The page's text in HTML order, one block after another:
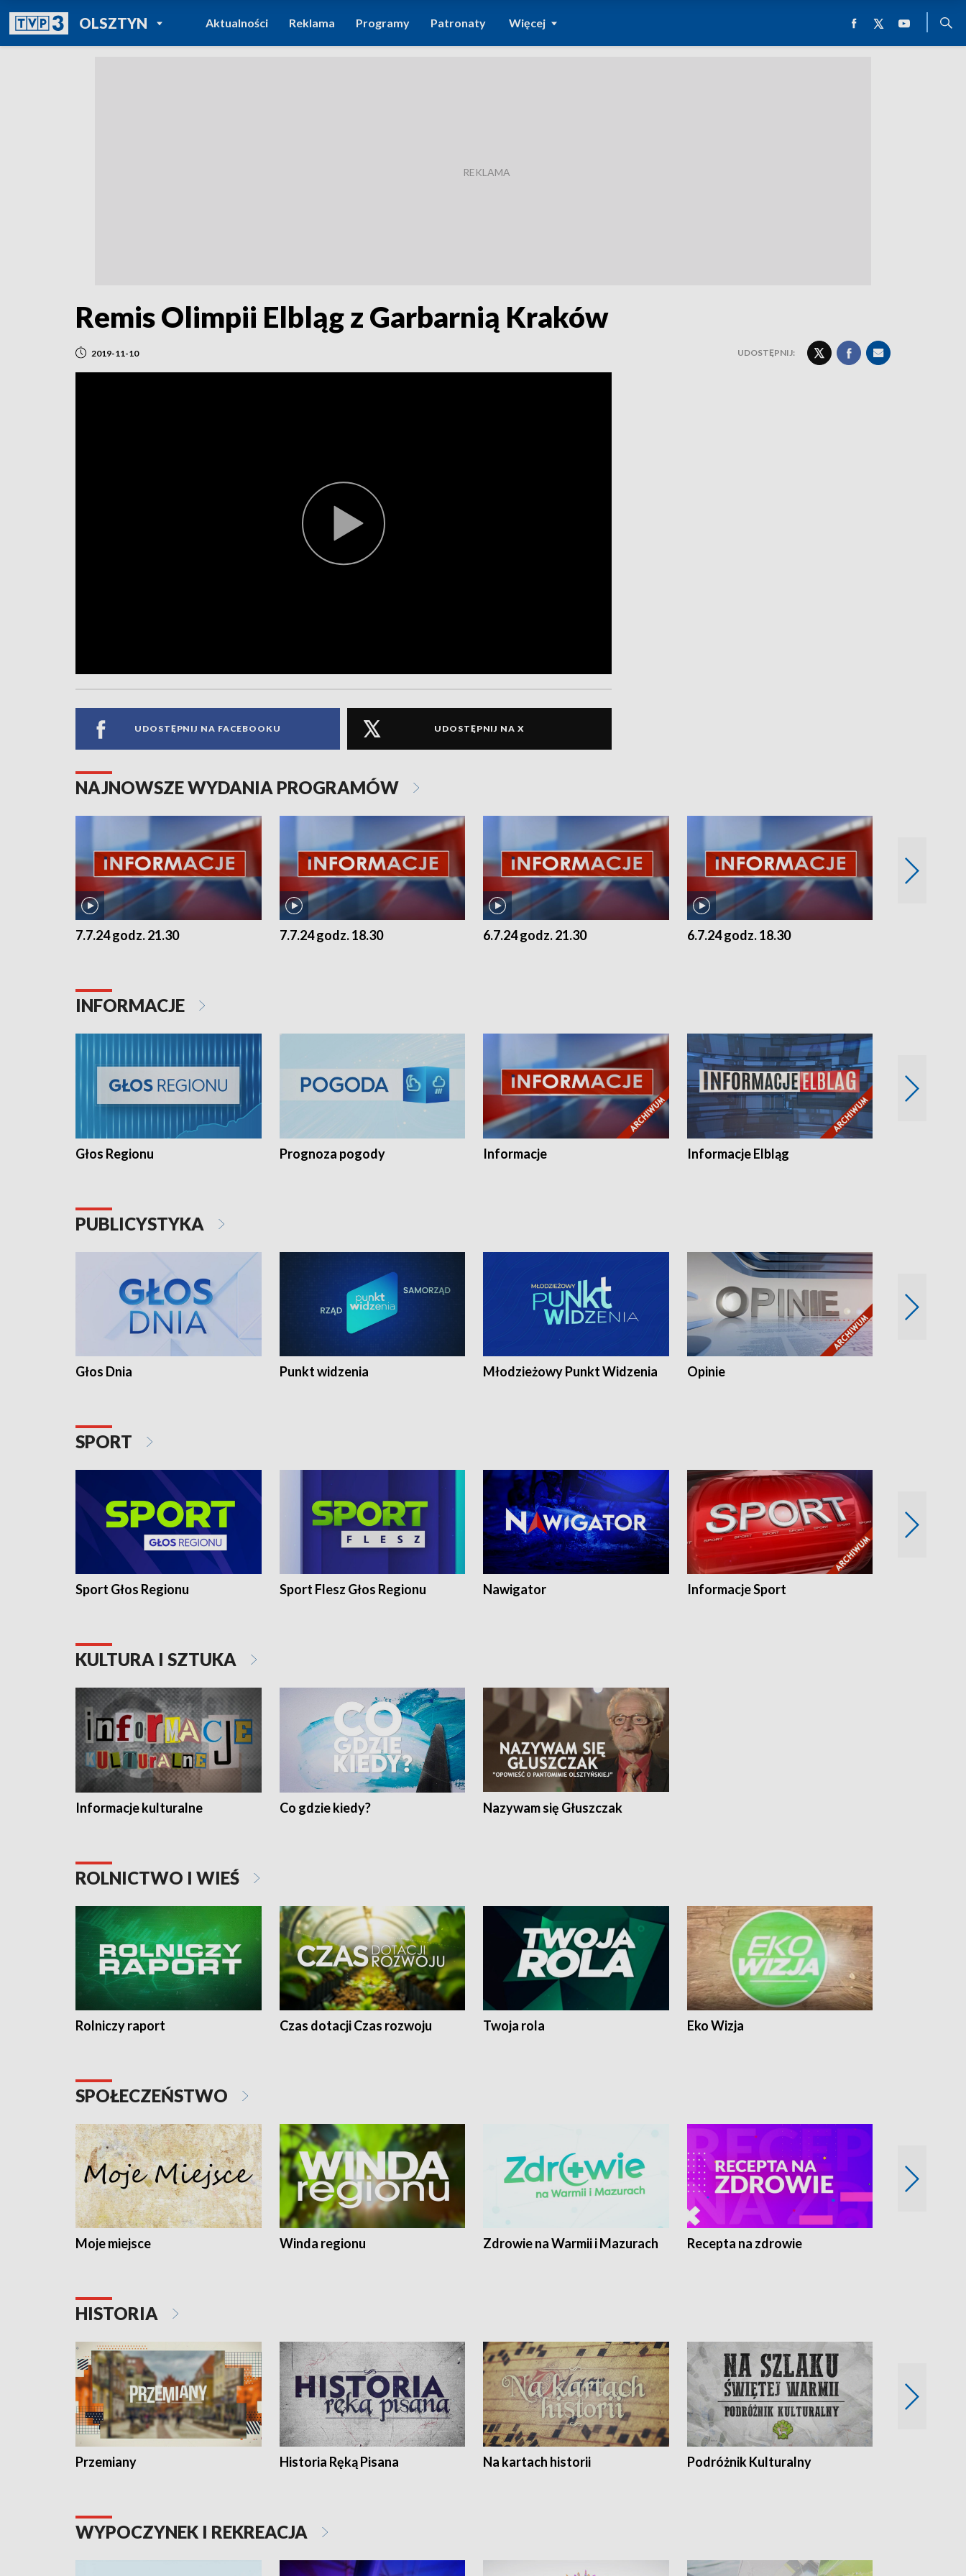
OLSZTYNPOWRÓT DO
TVP REGIONY
Aktualności Reklama Programy Patronaty Więcej
Remis Olimpii Elbląg z Garbarnią Kraków
2019-11-10 UDOSTĘPNIJ:
UDOSTĘPNIJ NA FACEBOOKU UDOSTĘPNIJ NA X
NAJNOWSZE WYDANIA PROGRAMÓW
7.7.24 godz. 21.30 7.7.24 godz. 18.30 6.7.24 godz. 21.30 6.7.24 godz. 18.30
INFORMACJE
Głos Regionu Prognoza pogody Informacje Informacje Elbląg
PUBLICYSTYKA
Głos Dnia Punkt widzenia Młodzieżowy Punkt Widzenia Opinie
SPORT
Sport Głos Regionu Sport Flesz Głos Regionu Nawigator Informacje Sport
KULTURA I SZTUKA
Informacje kulturalne Co gdzie kiedy? Nazywam się Głuszczak
ROLNICTWO I WIEŚ
Rolniczy raport Czas dotacji Czas rozwoju Twoja rola Eko Wizja
SPOŁECZEŃSTWO
Moje miejsce Winda regionu Zdrowie na Warmii i Mazurach Recepta na zdrowie
HISTORIA
Przemiany Historia Ręką Pisana Na kartach historii Podróżnik Kulturalny
WYPOCZYNEK I REKREACJA